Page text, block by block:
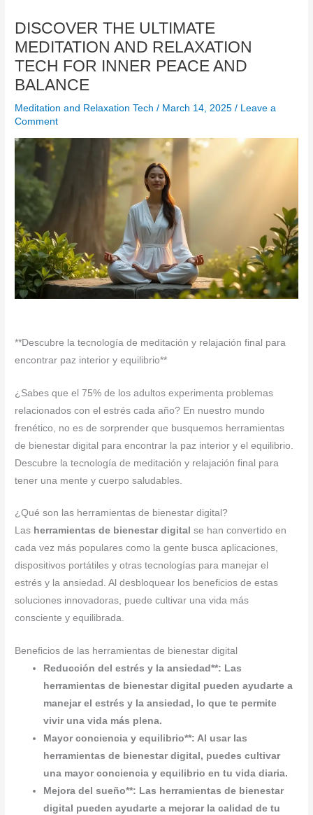
DISCOVER THE ULTIMATE
MEDITATION AND RELAXATION
TECH FOR INNER PEACE AND
BALANCE
Meditation and Relaxation Tech / March 14, 2025/ Leave a
Comment
**Descubre la tecnología de meditación y relajación final para
encontrar paz interior y equilibrio**
¿Sabes que el 75% de los adultos experimenta problemas
relacionados con el estrés cada año? En nuestro mundo
frenético, no es de sorprender que busquemos herramientas
de bienestar digital para encontrar la paz interior y el equilibrio.
Descubre la tecnología de meditación y relajación final para
tener una mente y cuerpo saludables.
¿Qué son las herramientas de bienestar digital?
Las herramientas de bienestar digital se han convertido en
cada vez más populares como la gente busca aplicaciones,
dispositivos portátiles y otras tecnologías para manejar el
estrés y la ansiedad. Al desbloquear los beneficios de estas
soluciones innovadoras, puede cultivar una vida más
consciente y equilibrada.
Beneficios de las herramientas de bienestar digital
Reducción del estrés y la ansiedad**: Las
herramientas de bienestar digital pueden ayudarte a
manejar el estrés y la ansiedad, lo que te permite
vivir una vida más plena.
Mayor conciencia y equilibrio**: Al usar las
herramientas de bienestar digital, puedes cultivar
una mayor conciencia y equilibrio en tu vida diaria.
Mejora del sueño**: Las herramientas de bienestar
digital pueden ayudarte a mejorar la calidad de tu